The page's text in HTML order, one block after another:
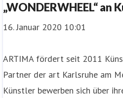
„WONDERWHEEL“ an
16. Januar 2020 10:01
ARTIMA fördert seit 2011
Partner der art Karlsruhe am
Künstler bewerben sich über